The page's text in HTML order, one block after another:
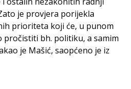
je provjera porijekla
prioriteta koji će, u punom
pročistiti bh. politiku, a samim
je Mašić, saopćeno je iz